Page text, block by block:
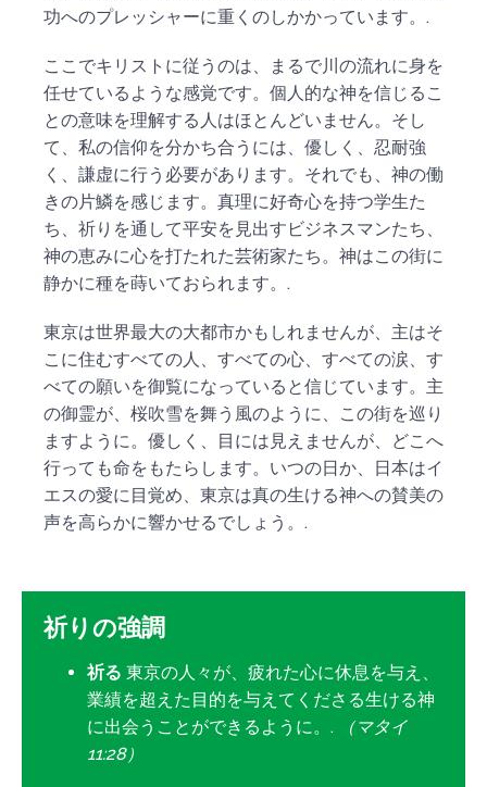
功へのプレッシャーに重くのしかかっています。.
ここでキリストに従うのは、まるで川の流れに身を
任せているような感覚です。個人的な神を信じるこ
との意味を理解する人はほとんどいません。そし
て、私の信仰を分かち合うには、優しく、忍耐強
く、謙虚に行う必要があります。それでも、神の働
きの片鱗を感じます。真理に好奇心を持つ学生た
ち、祈りを通して平安を見出すビジネスマンたち、
神の恵みに心を打たれた芸術家たち。神はこの街に
静かに種を蒔いておられます。.
東京は世界最大の大都市かもしれませんが、主はそ
こに住むすべての人、すべての心、すべての涙、す
べての願いを御覧になっていると信じています。主
の御霊が、桜吹雪を舞う風のように、この街を巡り
ますように。優しく、目には見えませんが、どこへ
行っても命をもたらします。いつの日か、日本はイ
エスの愛に目覚め、東京は真の生ける神への賛美の
声を高らかに響かせるでしょう。.
祈りの強調
祈る 東京の人々が、疲れた心に休息を与え、
業績を超えた目的を与えてくださる生ける神
に出会うことができるように。.
（マタイ
11:28）